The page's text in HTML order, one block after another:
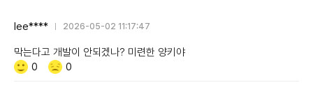
lee**** 2026-05-02 11:17:47
막는다고 개발이 안되겠나? 미련한 양키야
Like/Dislike
공
0
비
0